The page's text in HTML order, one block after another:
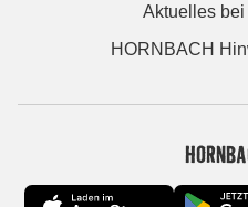
Aktuelles
HORNBACH